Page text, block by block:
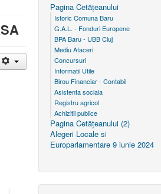
Pagina Cetăţeanului
Istoric Comuna Baru
G.A.L. - Fonduri Europene
BPA Baru - UBB Cluj
Mediu Afaceri
Concursuri
Informatii Utile
Birou Financiar - Contabil
Asistenta sociala
Registru agricol
Achizitii publice
Pagina Cetăţeanului (2)
Alegeri Locale si
Europarlamentare 9 iunie 2024